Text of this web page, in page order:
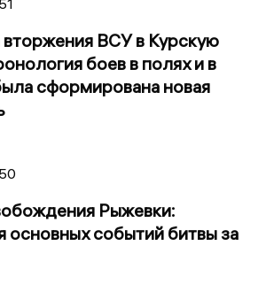
ВСУ в Курскую
боев в полях и в
сформирована новая
Рыжевки:
основных событий битвы за